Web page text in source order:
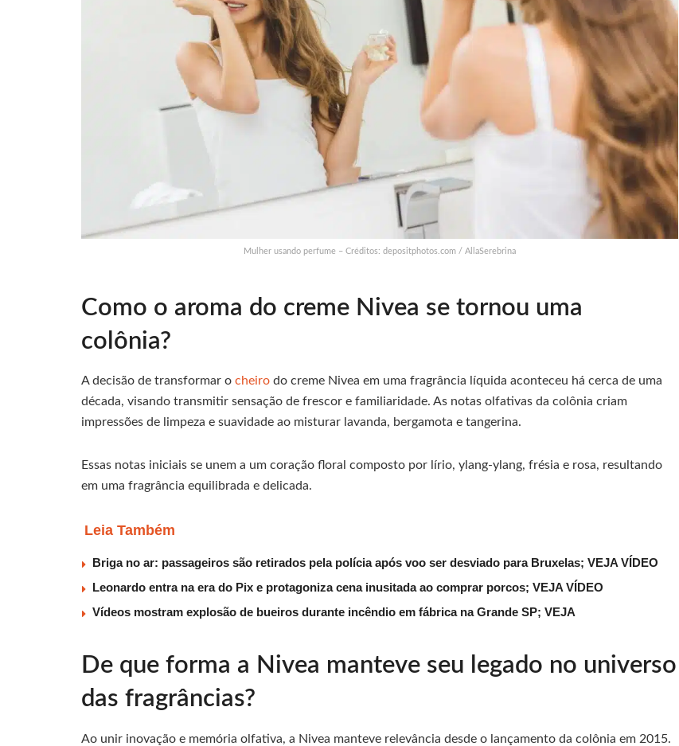
Mulher usando perfume – Créditos: depositphotos.com / AllaSerebrina
Como o aroma do creme Nivea se tornou uma
colônia?
A decisão de transformar o cheiro do creme Nivea em uma fragrância líquida aconteceu há cerca de uma
década, visando transmitir sensação de frescor e familiaridade. As notas olfativas da colônia criam
impressões de limpeza e suavidade ao misturar lavanda, bergamota e tangerina.
Essas notas iniciais se unem a um coração floral composto por lírio, ylang-ylang, frésia e rosa, resultando
em uma fragrância equilibrada e delicada.
Leia Também
Briga no ar: passageiros são retirados pela polícia após voo ser desviado para Bruxelas; VEJA VÍDEO
Leonardo entra na era do Pix e protagoniza cena inusitada ao comprar porcos; VEJA VÍDEO
Vídeos mostram explosão de bueiros durante incêndio em fábrica na Grande SP; VEJA
De que forma a Nivea manteve seu legado no universo
das fragrâncias?
Ao unir inovação e memória olfativa, a Nivea manteve relevância desde o lançamento da colônia em 2015.